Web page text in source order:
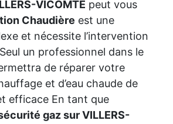
VICOMTE peut vous
Chaudière est une
et nécessite l’intervention
un professionnel dans le
de réparer votre
et d’eau chaude de
efficace En tant que
gaz sur VILLERS-